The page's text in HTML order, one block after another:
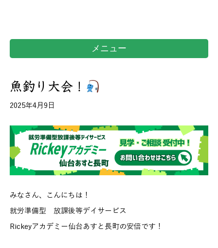
メニュー
魚釣り大会！
2025年4月9日
みなさん、こんにちは！
就労準備型 放課後等デイサービス
Rickeyアカデミー仙台あすと長町の安倍です！